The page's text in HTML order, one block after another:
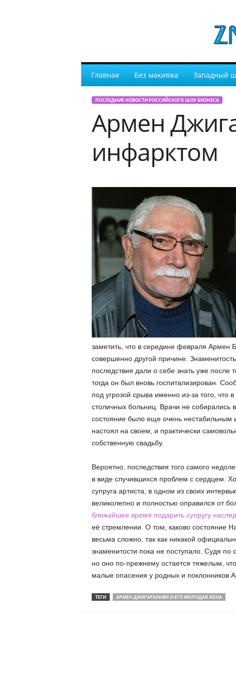
Главная Без макияжа Западный
ПОСЛЕДНИЕ НОВОСТИ РОССИЙСКОГО ШОУ БИЗНЕСА
Армен
инфарктом
заметить, что в середине февраля Армен
совершенно другой причине.
последствия дали о себе знать уже после
тогда он был вновь госпитализирован.
под угрозой срыва именно из-за того, что
столичных больниц. Врачи не собирались
состояние было еще очень нестабильным
настоял на своем, и практически
собственную свадьбу.
Вероятно, последствия того самого
в виде случившихся проблем с сердцем.
супруга артиста, в одном из своих
великолепно и полностью оправился от
ближайшее время подарить супругу
её стремлении. О том, каково состояние
весьма сложно, так как никакой
знаменитости пока не поступало. Судя по
но оно по-прежнему остается тяжелым,
малые опасения у родных и поклонников
ТЕГИ АРМЕН ДЖИГАРХАНЯН И ЕГО МОЛОДАЯ ЖЕНА